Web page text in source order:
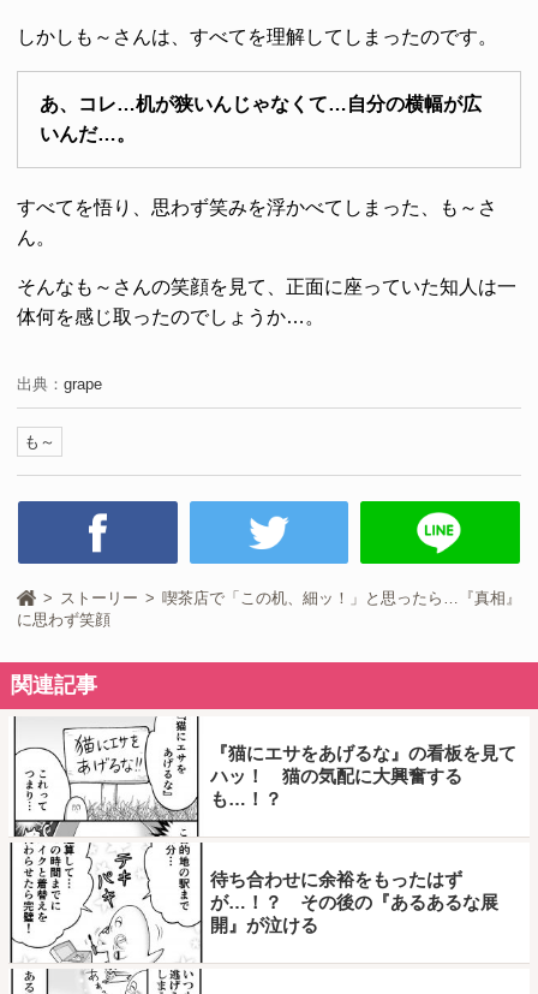
しかしも～さんは、すべてを理解してしまったのです。
あ、コレ…机が狭いんじゃなくて…自分の横幅が広
いんだ…。
すべてを悟り、思わず笑みを浮かべてしまった、も～さ
ん。
そんなも～さんの笑顔を見て、正面に座っていた知人は一
体何を感じ取ったのでしょうか…。
出典： grape
も～
ストーリー
喫茶店で「この机、細ッ！」と思ったら…『真相』
に思わず笑顔
関連記事
『猫にエサをあげるな』の看板を見て
ハッ！ 猫の気配に大興奮する
も…！？
待ち合わせに余裕をもったはず
が…！？ その後の『あるあるな展
開』が泣ける